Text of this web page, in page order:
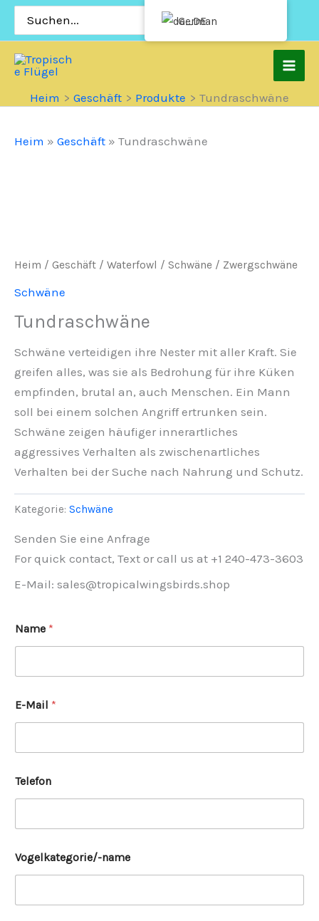
Zum
nach:
Heim Geschäft Produkte Tundraschwäne
Heim » Geschäft » Tundraschwäne
Heim / Geschäft / Waterfowl / Schwäne / Zwergschwäne
Schwäne
Tundraschwäne
Schwäne verteidigen ihre Nester mit aller Kraft. Sie
greifen alles, was sie als Bedrohung für ihre Küken
empfinden, brutal an, auch Menschen. Ein Mann
soll bei einem solchen Angriff ertrunken sein.
Schwäne zeigen häufiger innerartliches
aggressives Verhalten als zwischenartliches
Verhalten bei der Suche nach Nahrung und Schutz.
Kategorie: Schwäne
Senden Sie eine Anfrage
For quick contact, Text or call us at +1 240-473-3603
E-Mail: sales@tropicalwingsbirds.shop
Name *
E-Mail *
Telefon
Vogelkategorie/-name
German